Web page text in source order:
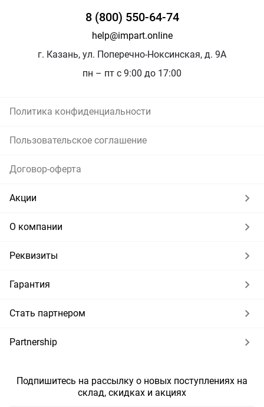
8 (800) 550-64-74
help@impart.online
г. Казань, ул. Поперечно-Ноксинская, д. 9А
пн – пт с 9:00 до 17:00
Политика конфиденциальности
Пользовательское соглашение
Договор-оферта
Акции
О компании
Реквизиты
Гарантия
Стать партнером
Partnership
Подпишитесь на рассылку о новых поступлениях на
склад, скидках и акциях